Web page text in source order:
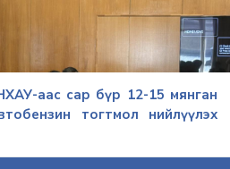
аас сар бүр 12-15 мянган
тогтмол нийлүүлэх